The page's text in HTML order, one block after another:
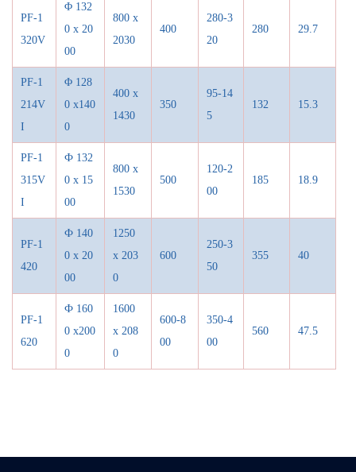
PF-1
320V
Φ 132
0 x 20
00
800 x
2030
400
280-3
20
280 29.7
PF-1
214V
I
Φ 128
0 x140
0
400 x
1430
350
95-14
5
132 15.3
PF-1
315V
I
Ф 132
0 x 15
00
800 x
1530
500
120-2
00
185 18.9
PF-1
420
Ф 140
0 x 20
00
1250
x 203
0
600
250-3
50
355 40
PF-1
620
Ф 160
0 x200
0
1600
x 208
0
600-8
00
350-4
00
560 47.5